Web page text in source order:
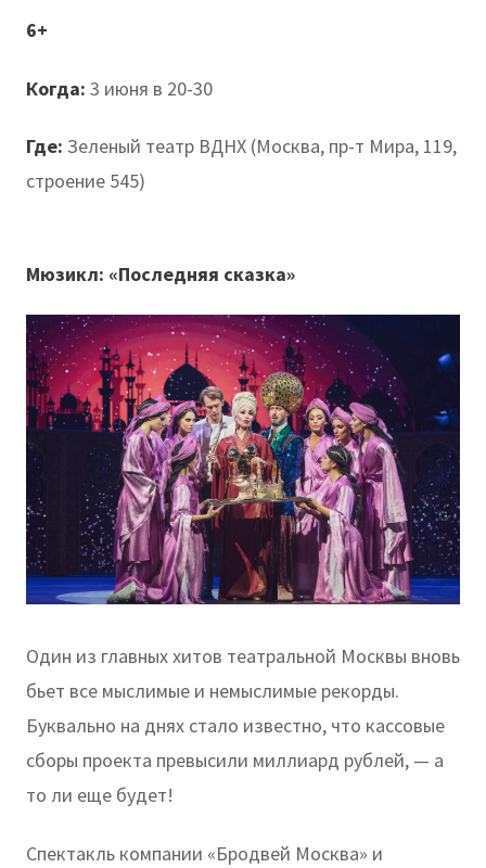
6+
Когда: 3 июня в 20-30
Где: Зеленый театр ВДНХ (Москва, пр-т Мира, 119,
строение 545)
Мюзикл: «Последняя сказка»
Один из главных хитов театральной Москвы вновь
бьет все мыслимые и немыслимые рекорды.
Буквально на днях стало известно, что кассовые
сборы проекта превысили миллиард рублей, — а
то ли еще будет!
Спектакль компании «Бродвей Москва» и